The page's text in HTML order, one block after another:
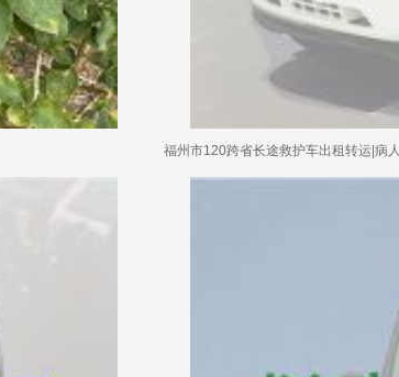
福州市120跨省长途救护车出租转运|病